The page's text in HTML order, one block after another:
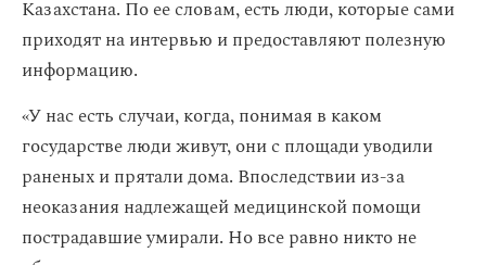
Казахстана. По ее словам, есть люди, которые сами
приходят на интервью и предоставляют полезную
информацию.
«У нас есть случаи, когда, понимая в каком
государстве люди живут, они с площади уводили
раненых и прятали дома. Впоследствии из-за
неоказания надлежащей медицинской помощи
пострадавшие умирали. Но все равно никто не